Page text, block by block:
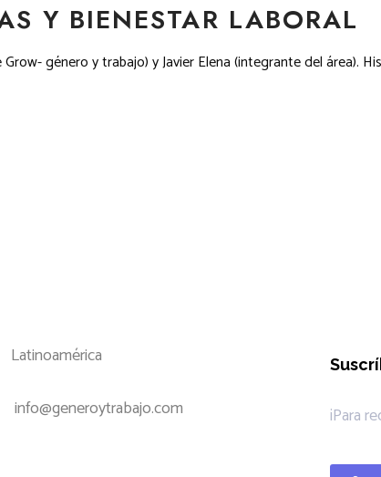
Y BIENESTAR LABORAL
género y trabajo) y Javier Elena (integrante del área).
Latinoamérica
info@generoytrabajo.com
¡Para